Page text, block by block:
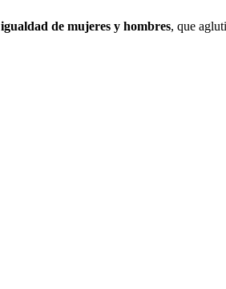
igualdad de mujeres y hombres, que